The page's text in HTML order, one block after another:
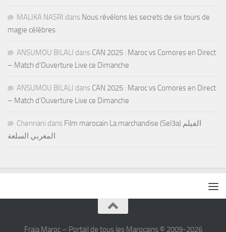
MALIKA NASRI dans Nous révélons les secrets de six tours de
magie célèbres
ANSUMOU BILALI dans CAN 2025 : Maroc vs Comores en Direct
– Match d’Ouverture Live ce Dimanche
ANSUMOU BILALI dans CAN 2025 : Maroc vs Comores en Direct
– Match d’Ouverture Live ce Dimanche
Chennani dans Film marocain La marchandise (Sel3a) الفيلم
المغربي السلعة
Fraja Maroc – Portail de tous les Marocains © 2009-2026